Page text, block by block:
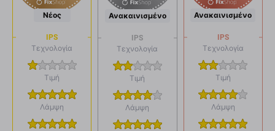
Νέος
IPS
Τεχνολογία
Τιμή
Λάμψη
Ανακαινισμένο
IPS
Τεχνολογία
Τιμή
Λάμψη
Ανακαινισμένο
IPS
Τεχνολογία
Τιμή
Λάμψη